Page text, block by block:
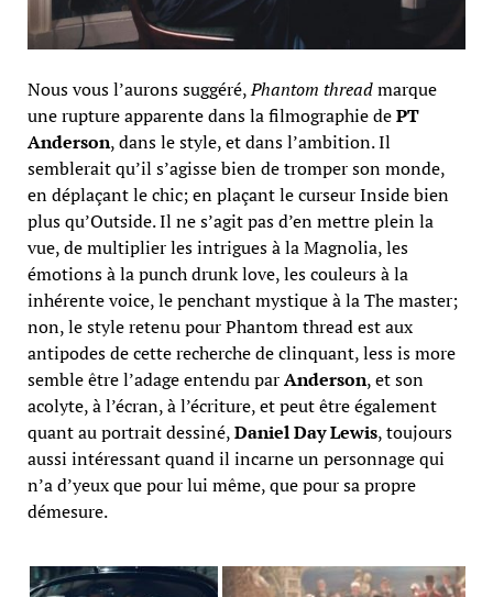
Nous vous l’aurons suggéré,Phantom threadmarque
une rupture apparente dans la filmographie dePT
Anderson, dans le style, et dans l’ambition. Il
semblerait qu’il s’agisse bien de tromper son monde,
en déplaçant le chic; en plaçant le curseur Inside bien
plus qu’Outside. Il ne s’agit pas d’en mettre plein la
vue, de multiplier les intrigues à la Magnolia, les
émotions à la punch drunk love, les couleurs à la
inhérente voice, le penchant mystique à la The master;
non, le style retenu pour Phantom thread est aux
antipodes de cette recherche de clinquant, less is more
semble être l’adage entendu parAnderson, et son
acolyte, à l’écran, à l’écriture, et peut être également
quant au portrait dessiné,Daniel Day Lewis, toujours
aussi intéressant quand il incarne un personnage qui
n’a d’yeux que pour lui même, que pour sa propre
démesure.